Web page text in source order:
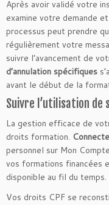
Après avoir validé votre
examine votre demande
processus peut prendre
régulièrement votre
suivre l’avancement de
d’annulation spécifiques
avant le début de la
Suivre l’utilisation de
La gestion efficace de
droits formation.
personnel sur Mon
vos formations financées
disponible au fil du temps.
Vos droits CPF se